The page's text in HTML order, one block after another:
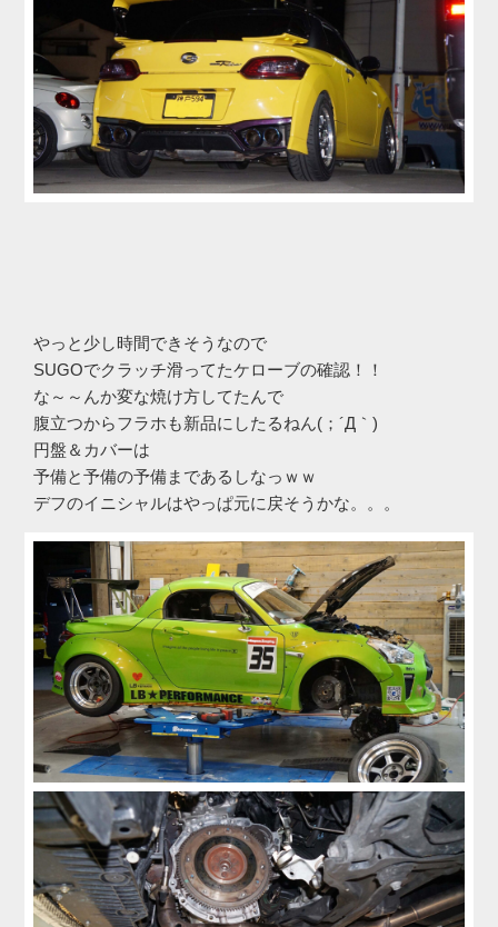
やっと少し時間できそうなので
SUGOでクラッチ滑ってたケローブの確認！！
な～～んか変な焼け方してたんで
腹立つからフラホも新品にしたるねん(；´Д｀)
円盤＆カバーは
予備と予備の予備まであるしなっｗｗ
デフのイニシャルはやっぱ元に戻そうかな。。。